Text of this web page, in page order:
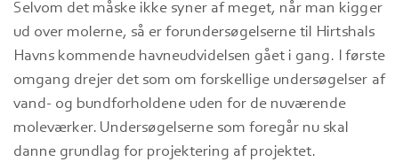
Selvom det måske ikke syner af meget, når man kigger
ud over molerne, så er forundersøgelserne til Hirtshals
Havns kommende havneudvidelsen gået i gang. I første
omgang drejer det som om forskellige undersøgelser af
vand- og bundforholdene uden for de nuværende
moleværker. Undersøgelserne som foregår nu skal
danne grundlag for projektering af projektet.